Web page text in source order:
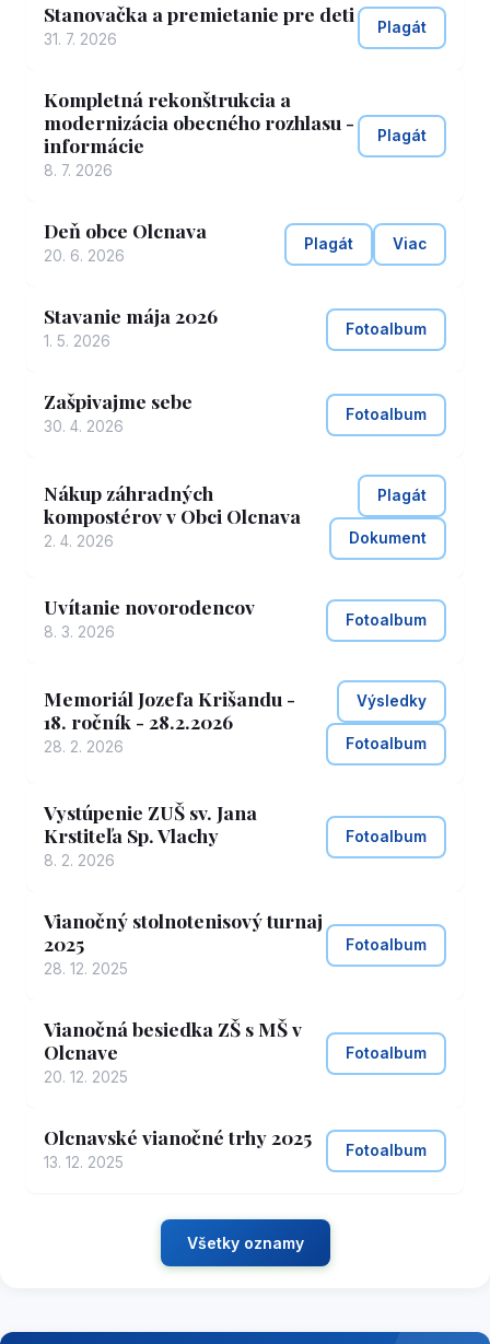
Stanovačka a premietanie pre deti
31. 7. 2026
Plagát
Kompletná rekonštrukcia a
modernizácia obecného rozhlasu -
informácie
8. 7. 2026
Plagát
Deň obce Olcnava
20. 6. 2026
Plagát Viac
Stavanie mája 2026
1. 5. 2026
Fotoalbum
Zašpivajme sebe
30. 4. 2026
Fotoalbum
Nákup záhradných
kompostérov v Obci Olcnava
2. 4. 2026
Plagát
Dokument
Uvítanie novorodencov
8. 3. 2026
Fotoalbum
Memoriál Jozefa Krišandu -
18. ročník - 28.2.2026
28. 2. 2026
Výsledky
Fotoalbum
Vystúpenie ZUŠ sv. Jana
Krstiteľa Sp. Vlachy
8. 2. 2026
Fotoalbum
Vianočný stolnotenisový turnaj
2025
28. 12. 2025
Fotoalbum
Vianočná besiedka ZŠ s MŠ v
Olcnave
20. 12. 2025
Fotoalbum
Olcnavské vianočné trhy 2025
13. 12. 2025
Fotoalbum
Všetky oznamy